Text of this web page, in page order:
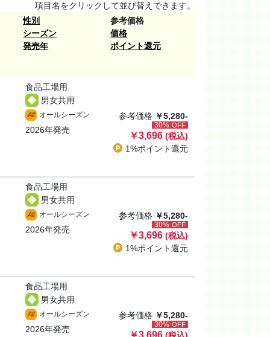
項目名をクリックして並び替えできます。
性別
シーズン
発売年
参考価格
価格
ポイント還元
食品工場用
男女共用
All オールシーズン
2026年発売
参考価格 ￥5,280-
30% OFF
￥3,696 (税込)
1%ポイント還元
食品工場用
男女共用
All オールシーズン
2026年発売
参考価格 ￥5,280-
30% OFF
￥3,696 (税込)
1%ポイント還元
食品工場用
男女共用
All オールシーズン
2026年発売
参考価格 ￥5,280-
30% OFF